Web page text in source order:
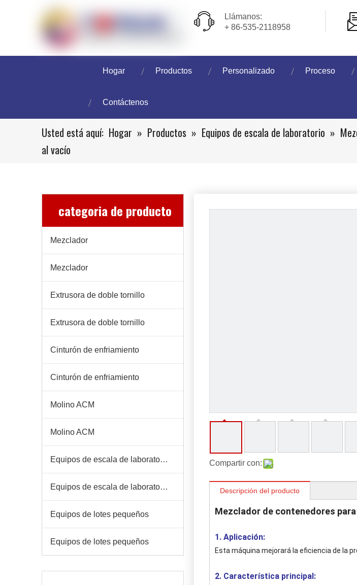
Llámanos:
+ 86-535-2118958
Hogar Productos Personalizado Proceso
Contáctenos
Usted está aquí: Hogar » Productos » Equipos de escala de laboratorio »
al vacío
categoria de producto
Mezclador
Mezclador
Extrusora de doble tornillo
Extrusora de doble tornillo
Cinturón de enfriamiento
Cinturón de enfriamiento
Molino ACM
Molino ACM
Equipos de escala de laboratorio
Equipos de escala de laboratorio
Equipos de lotes pequeños
Equipos de lotes pequeños
Compartir con:
Descripción del producto
Mezclador de contenedores
1. Aplicación:
Esta máquina mejorará la eficiencia de la
2. Característica principal: